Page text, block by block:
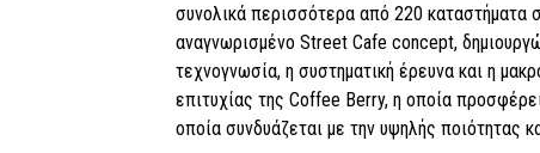
συνολικά περισσότερα από 220 καταστήματα
αναγνωρισμένο Street Cafe concept,
τεχνογνωσία, η συστηματική έρευνα και η
επιτυχίας της Coffee Berry, η οποία
οποία συνδυάζεται με την υψηλής ποιότητας